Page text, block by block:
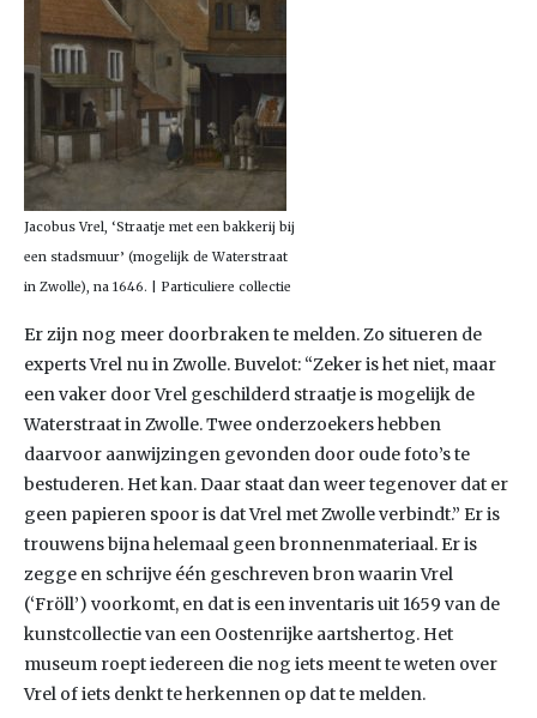
Jacobus Vrel, ‘Straatje met een bakkerij bij
een stadsmuur’ (mogelijk de Waterstraat
in Zwolle), na 1646. | Particuliere collectie
Er zijn nog meer doorbraken te melden. Zo situeren de
experts Vrel nu in Zwolle. Buvelot: “Zeker is het niet, maar
een vaker door Vrel geschilderd straatje is mogelijk de
Waterstraat in Zwolle. Twee onderzoekers hebben
daarvoor aanwijzingen gevonden door oude foto’s te
bestuderen. Het kan. Daar staat dan weer tegenover dat er
geen papieren spoor is dat Vrel met Zwolle verbindt.” Er is
trouwens bijna helemaal geen bronnenmateriaal. Er is
zegge en schrijve één geschreven bron waarin Vrel
(‘Fröll’) voorkomt, en dat is een inventaris uit 1659 van de
kunstcollectie van een Oostenrijke aartshertog. Het
museum roept iedereen die nog iets meent te weten over
Vrel of iets denkt te herkennen op dat te melden.